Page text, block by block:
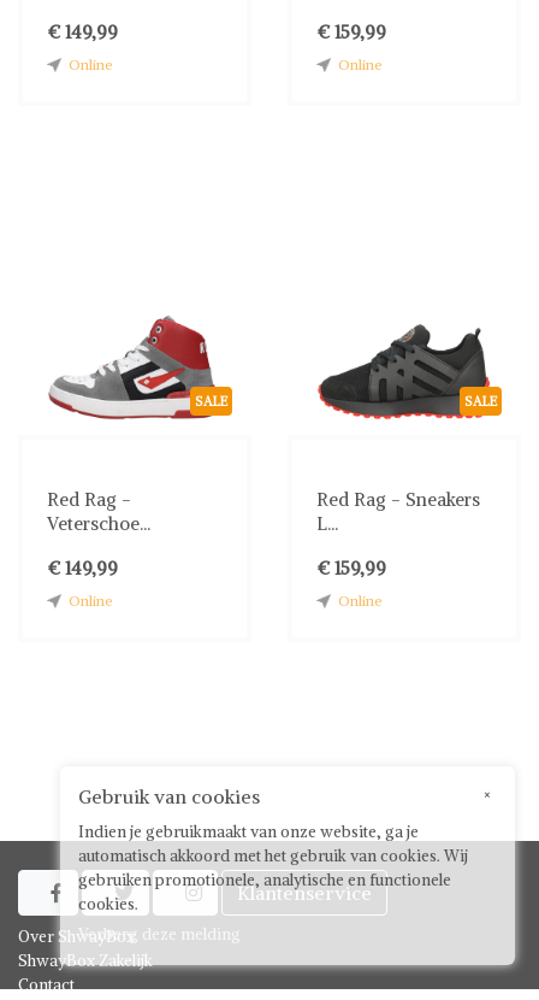
€ 149,99
Online
€ 159,99
Online
SALE
Red Rag -
Veterschoe...
€ 149,99
Online
SALE
Red Rag - Sneakers
L...
€ 159,99
Online
   Klantenservice
Over ShwayBox
ShwayBox Zakelijk
Contact
×
Gebruik van cookies
Indien je gebruikmaakt van onze website, ga je
automatisch akkoord met het gebruik van cookies. Wij
gebruiken promotionele, analytische en functionele
cookies.
Verberg deze melding